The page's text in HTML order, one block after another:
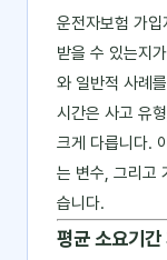
운전자보험 가
받을 수 있는지
와 일반적 사례
시간은 사고 유
크게 다릅니다.
는 변수, 그리고
습니다.
평균 소요기간